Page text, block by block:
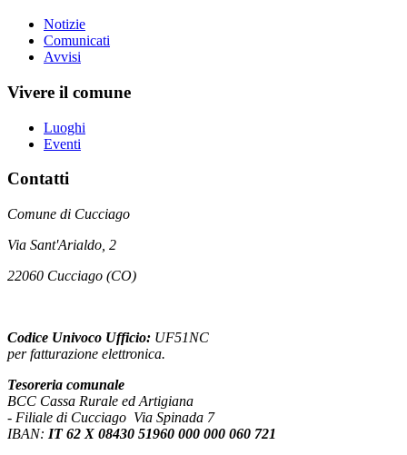
Notizie
Comunicati
Avvisi
Vivere il comune
Luoghi
Eventi
Contatti
Comune di Cucciago
Via Sant'Arialdo, 2
22060 Cucciago (CO)
Codice Univoco Ufficio: UF51NC
per fatturazione elettronica.
Tesoreria comunale
BCC Cassa Rurale ed Artigiana
- Filiale di Cucciago Via Spinada 7
IBAN: IT 62 X 08430 51960 000 000 060 721